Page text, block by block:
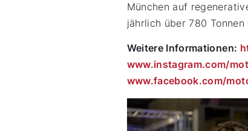
München auf
jährlich über 780 Tonnen
Weitere Informationen:
www.instagram.com/
www.facebook.com/